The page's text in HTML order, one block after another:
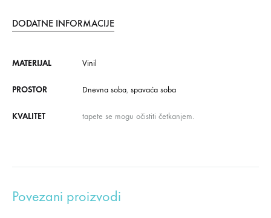
DODATNE INFORMACIJE
MATERIJAL Vinil
PROSTOR Dnevna soba, spavaća soba
KVALITET tapete se mogu očistiti četkanjem.
Povezani proizvodi